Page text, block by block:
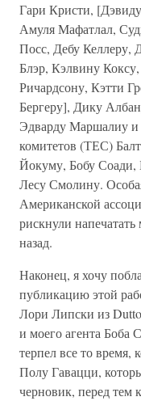
Гари Кристи,
Амуля Мафатлал,
Посс, Дебу Келлеру,
Блэр, Кэлвину
Ричардсону, Кэтти
Бергеру], Дику
Эдварду Маршалиу и
комитетов (ТЕС)
Йокуму, Бобу Соади,
Лесу Смолину.
Американской
рискнули
назад.
Наконец, я хочу
публикацию этой
Лори Липски из
и моего агента Боба
терпел все то время,
Полу Гавацци,
черновик, перед тем